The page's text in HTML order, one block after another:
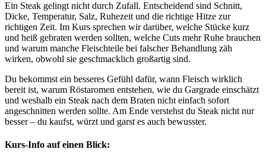
Ein Steak gelingt nicht durch Zufall. Entscheidend sind Schnitt,
Dicke, Temperatur, Salz, Ruhezeit und die richtige Hitze zur
richtigen Zeit. Im Kurs sprechen wir darüber, welche Stücke kurz
und heiß gebraten werden sollten, welche Cuts mehr Ruhe brauchen
und warum manche Fleischteile bei falscher Behandlung zäh
wirken, obwohl sie geschmacklich großartig sind.
Du bekommst ein besseres Gefühl dafür, wann Fleisch wirklich
bereit ist, warum Röstaromen entstehen, wie du Gargrade einschätzt
und weshalb ein Steak nach dem Braten nicht einfach sofort
angeschnitten werden sollte. Am Ende verstehst du Steak nicht nur
besser – du kaufst, würzt und garst es auch bewusster.
Kurs-Info auf einen Blick: